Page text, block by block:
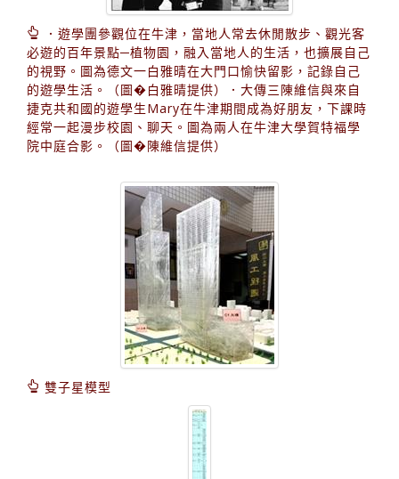
．遊學團參觀位在牛津，當地人常去休閒散步、觀光客
必遊的百年景點─植物園，融入當地人的生活，也擴展自己
的視野。圖為德文一白雅晴在大門口愉快留影，記錄自己
的遊學生活。（圖�白雅晴提供）．大傳三陳維信與來自
捷克共和國的遊學生Mary在牛津期間成為好朋友，下課時
經常一起漫步校園、聊天。圖為兩人在牛津大學賀特福學
院中庭合影。（圖�陳維信提供）
雙子星模型